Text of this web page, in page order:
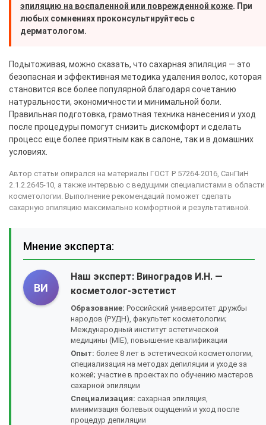
эпиляцию на воспаленной или поврежденной коже. При
любых сомнениях проконсультируйтесь с
дерматологом.
Подытоживая, можно сказать, что сахарная эпиляция — это
безопасная и эффективная методика удаления волос, которая
становится все более популярной благодаря сочетанию
натуральности, экономичности и минимальной боли.
Правильная подготовка, грамотная техника нанесения и уход
после процедуры помогут снизить дискомфорт и сделать
процесс еще более приятным как в салоне, так и в домашних
условиях.
Автор статьи опирался на материалы ГОСТ Р 57264-2016, СанПиН
2.1.2.2645-10, а также интервью с ведущими специалистами в области
косметологии. Выполнение рекомендаций поможет сделать
сахарную эпиляцию максимально комфортной и результативной.
Мнение эксперта:
ВИ
Наш эксперт: Виноградов И.Н. —
косметолог-эстетист
Образование: Российский университет дружбы
народов (РУДН), факультет косметологии;
Международный институт эстетической
медицины (MIE), повышение квалификации
Опыт: более 8 лет в эстетической косметологии,
специализация на методах депиляции и уходе за
кожей; участие в проектах по обучению мастеров
сахарной эпиляции
Специализация: сахарная эпиляция,
минимизация болевых ощущений и уход после
процедур депиляции